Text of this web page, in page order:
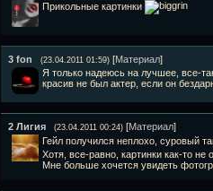
Прикольные картинки
3 fon (23.04.2011 01:59) [Материал]
Я только надеюсь на лучшее, все-
красив не был актер, если он
2 Лигия (23.04.2011 00:24) [Материал]
Гейл получился неплохо, суровый
Хотя, все-равно, картинки как-то не
Мне больше хочется увидеть